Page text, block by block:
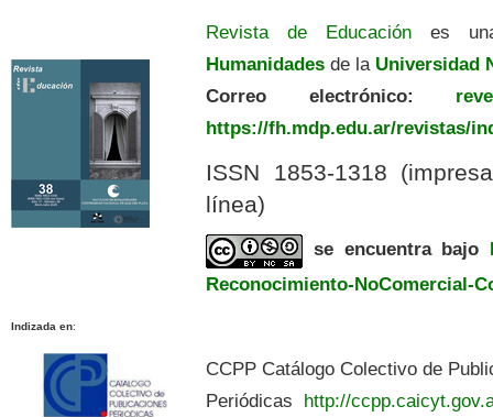
Revista de Educación es
Humanidades de la Universidad
Correo electrónico:
https://fh.mdp.edu.ar/revistas/
ISSN 1853-1318
línea)
se encuentra bajo
Reconocimiento-NoComercial-
Indizada en:
CCPP Catálogo Colectivo de
Periódicas http://